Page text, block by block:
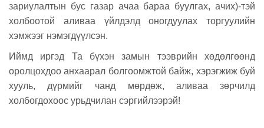
зариулалтын бус газар ачаа бараа буулгах, ачих)-тэй
холбоотой аливаа үйлдэлд оногдуулах торгуулийн
хэмжээг нэмэгдүүлсэн.
Иймд иргэд Та бүхэн замын тээврийн хөдөлгөөнд
оролцохдоо анхаарал болгоомжтой байж, хэрэгжиж буй
хууль, дүрмийг чанд мөрдөж, аливаа зөрчилд
холбогдохоос урьдчилан сэргийлээрэй!